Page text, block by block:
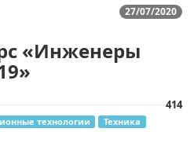
27/07/2020
«Инженеры
414
технологии Техника